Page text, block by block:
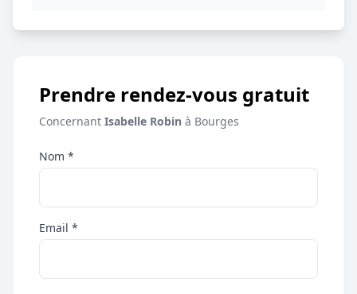
Prendre rendez-vous gratuit
Concernant Isabelle Robin à Bourges
Nom *
Email *